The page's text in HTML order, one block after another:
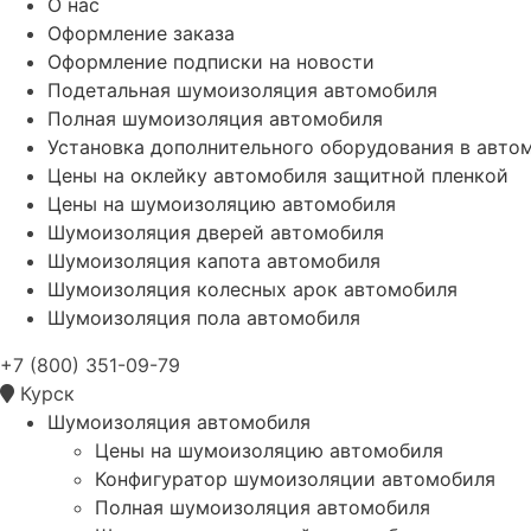
Оформление заказа
Оформление подписки на новости
Подетальная шумоизоляция автомобиля
Полная шумоизоляция автомобиля
Установка дополнительного оборудования в
Цены на оклейку автомобиля защитной пленкой
Цены на шумоизоляцию автомобиля
Шумоизоляция дверей автомобиля
Шумоизоляция капота автомобиля
Шумоизоляция колесных арок автомобиля
Шумоизоляция пола автомобиля
+7 (800) 351-09-79
Курск
Шумоизоляция автомобиля
Цены на шумоизоляцию автомобиля
Конфигуратор шумоизоляции автомобиля
Полная шумоизоляция автомобиля